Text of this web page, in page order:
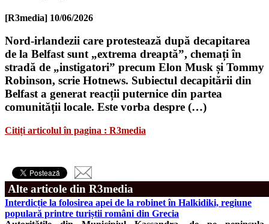
[R3media] 10/06/2026
Nord-irlandezii care protestează după decapitarea
de la Belfast sunt „extrema dreaptă”, chemați în
stradă de „instigatori” precum Elon Musk și Tommy
Robinson, scrie Hotnews. Subiectul decapitării din
Belfast a generat reacții puternice din partea
comunității locale. Este vorba despre (…)
Citiți articolul în pagina : R3media
Alte articole din R3media
Interdicție la folosirea apei de la robinet în Halkidiki, regiune
populară printre turiștii români din Grecia